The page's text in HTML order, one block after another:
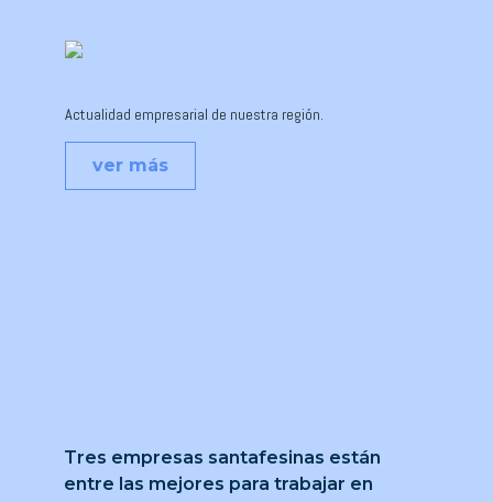
Tres empresas santafesinas están
entre las mejores para trabajar en
Actualidad empresarial de nuestra región.
ver más